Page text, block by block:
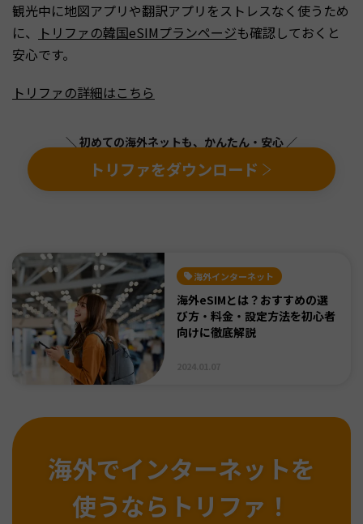
観光中に地図アプリや翻訳アプリをストレスなく使うため
に、
トリファの韓国eSIMプランページも確認しておくと
安心です。
トリファの詳細はこちら
＼ 初めての海外ネットも、かんたん・安心 ／
トリファをダウンロード
海外インターネット
海外eSIMとは？おすすめの選
び方・料金・設定方法を初心者
向けに徹底解説
海外でインターネットを
使うならトリファ！